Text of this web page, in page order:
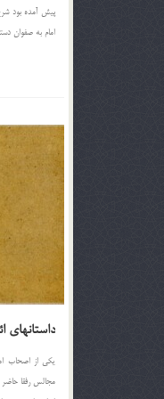
پیش آمده بود
امام به صفوان
داستانهای
یكی از اصحاب
مجالس رفقا